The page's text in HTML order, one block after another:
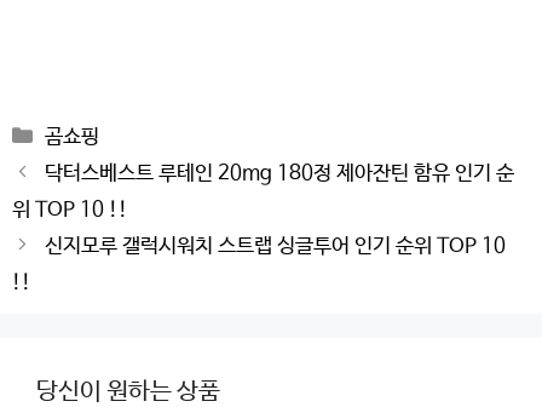
Categories
곰쇼핑
Post
navigation
닥터스베스트 루테인 20mg 180정 제아잔틴 함유 인기 순
위 TOP 10 !!
신지모루 갤럭시워치 스트랩 싱글투어 인기 순위 TOP 10
!!
당신이 원하는 상품